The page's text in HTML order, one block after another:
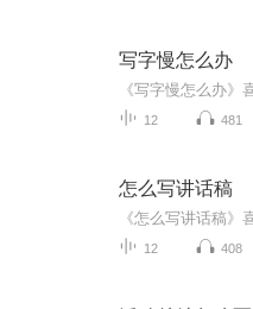
写字慢怎么办
12 481
怎么写讲话稿
12 408